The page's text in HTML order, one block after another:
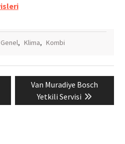
Genel, Klima, Kombi
Next
post:
Van Muradiye Bosch
Yetkili Servisi